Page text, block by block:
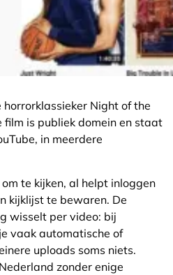
horrorklassieker Night of the
is publiek domein en staat
in meerdere
te kijken, al helpt inloggen
kijklijst te bewaren. De
wisselt per video: bij
vaak automatische of
uploads soms niets.
zonder enige